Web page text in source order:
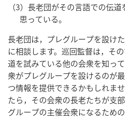
（3） 長老団がその言語での伝
思っている。
長老団は，プレグループを設け
に相談します。巡回監督は，そ
道を試みている他の会衆を知っ
衆がプレグループを設けるのが
つ情報を提供できるかもしれま
たら，その会衆の長老たちが支
グループの主催会衆になるため